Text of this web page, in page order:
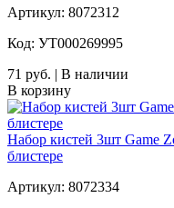
Артикул: 8072312
Код: УТ000269995
71 руб. | В наличии
В корзину
Набор кистей 3шт Game
блистере
Артикул: 8072334